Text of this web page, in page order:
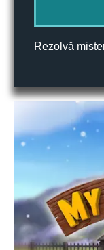
Rezolvă